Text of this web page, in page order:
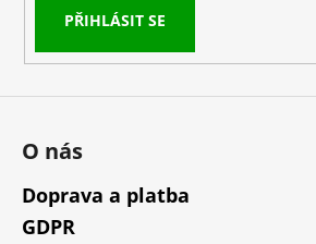
PŘIHLÁSIT SE
O nás
Doprava a platba
GDPR